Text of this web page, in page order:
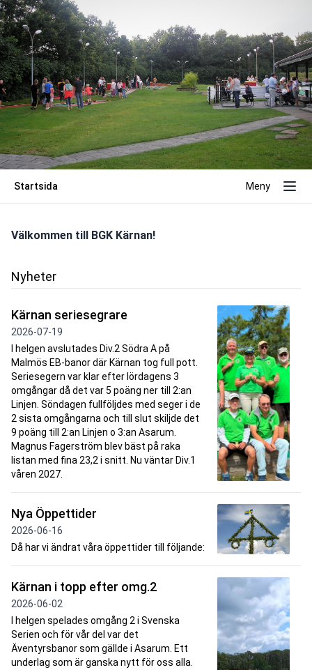
Startsida Meny
Välkommen till BGK Kärnan!
Nyheter
Kärnan seriesegrare
2026-07-19
I helgen avslutades Div.2 Södra A på
Malmös EB-banor där Kärnan tog full pott.
Seriesegern var klar efter lördagens 3
omgångar då det var 5 poäng ner till 2:an
Linjen. Söndagen fullföljdes med seger i de
2 sista omgångarna och till slut skiljde det
9 poäng till 2:an Linjen o 3:an Asarum.
Magnus Fagerström blev bäst på raka
listan med fina 23,2 i snitt. Nu väntar Div.1
våren 2027.
Nya Öppettider
2026-06-16
Då har vi ändrat våra öppettider till följande:
Kärnan i topp efter omg.2
2026-06-02
I helgen spelades omgång 2 i Svenska
Serien och för vår del var det
Äventyrsbanor som gällde i Asarum. Ett
underlag som är ganska nytt för oss alla.